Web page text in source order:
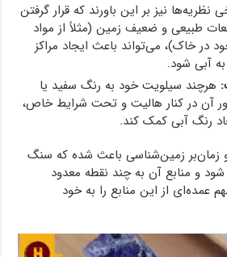
نظریه‌ها نیز بر این باورند که قرار گرفتن
طبیعی و ضعیف زمین (مثلاً از مواد
در خاک)، می‌تواند باعث ایجاد مراکز
آبی شود.
هرچند سیلویت خود به رنگ سفید یا
آن در کنار هالیت و تحت شرایط خاص،
رنگ آبی کمک کند.
زمان‌بر زمین‌شناسی باعث شده که سنگ
و منابع آن به چند نقطه معدود
عمده‌ای از این منابع را به خود